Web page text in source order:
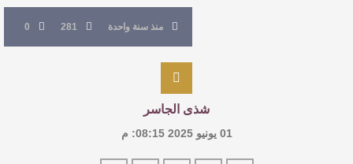
منذ سنة واحدة 281
0
شذى الجاسر
01 يونيو 2025 08:15: م